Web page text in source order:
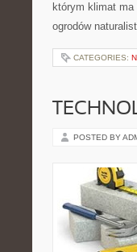
którym klimat
ogrodów
CATEGORIES:
POSTED BY